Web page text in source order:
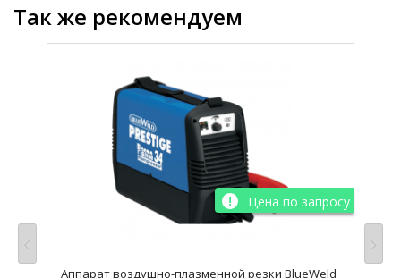
Так же рекомендуем
Цена по запросу
Аппарат воздушно-плазменной резки BlueWeld